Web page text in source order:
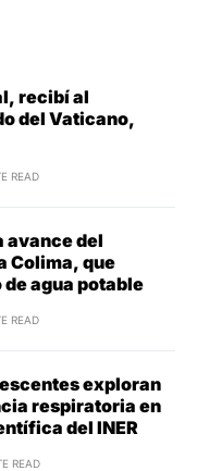
recibí al
del Vaticano,
READ
avance del
Colima, que
agua potable
READ
exploran
respiratoria en
del INER
READ